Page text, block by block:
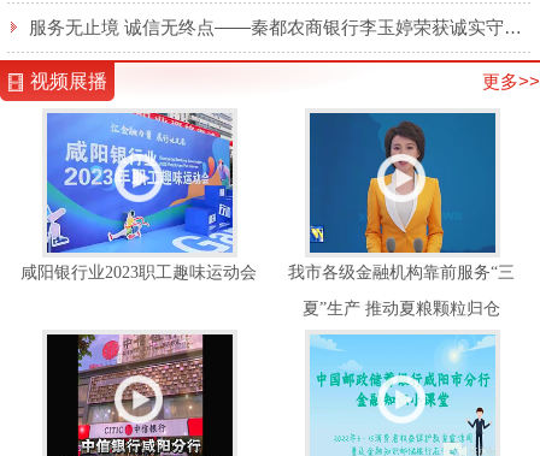
服务无止境 诚信无终点——秦都农商银行李玉婷荣获诚实守信类“秦都好人”表彰
视频展播 更多>>
咸阳银行业2023职工趣味运动会
我市各级金融机构靠前服务“三
夏”生产 推动夏粮颗粒归仓